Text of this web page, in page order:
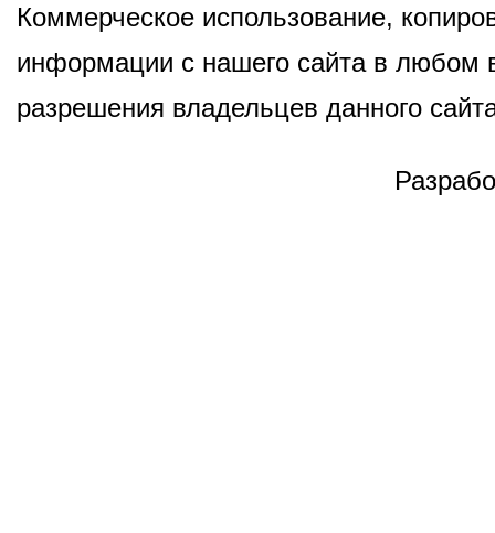
Коммерческое использование,
информации с нашего сайта в любом
разрешения владельцев данного